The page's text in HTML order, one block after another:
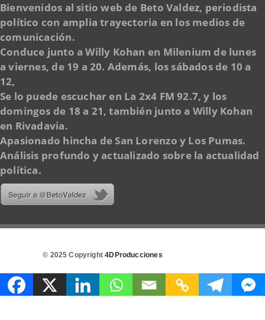
Bienvenidos al sitio web de Beto Valdez, periodista
político con amplia trayectoria en los medios de
comunicación.
Conduce junto a Willy Kohan en Milenium de lunes
a viernes, de 19 a 20. Además, los sábados de 10 a
12,
Se lo puede escuchar en La 2x4 FM 92.7, y los
domingos de 18 a 21, también junto a Willy Kohan
en Rivadavia.
Apasionado hincha de San Lorenzo y Los Pumas.
Análisis profundo y actualizado sobre la actualidad
política.
© 2025 Copyright4DProducciones